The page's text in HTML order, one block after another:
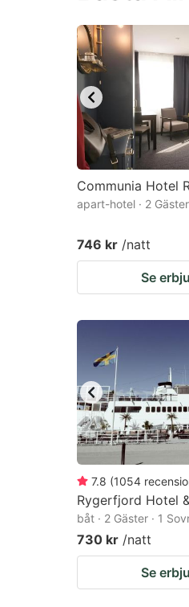
mark
key
get
the
for
dates.
Communia Hotel
apart-hotel · 2
746 kr /natt
Se
7.8 (1054
Rygerfjord Hotel
båt · 2 Gäster · 1
730 kr /natt
Se